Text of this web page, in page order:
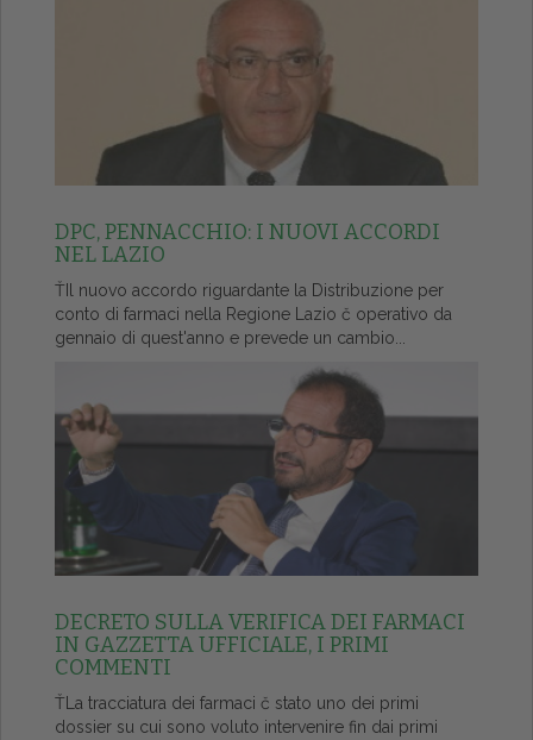
DPC, PENNACCHIO: I NUOVI ACCORDI
NEL LAZIO
ŤIl nuovo accordo riguardante la Distribuzione per
conto di farmaci nella Regione Lazio č operativo da
gennaio di quest'anno e prevede un cambio...
DECRETO SULLA VERIFICA DEI FARMACI
IN GAZZETTA UFFICIALE, I PRIMI
COMMENTI
ŤLa tracciatura dei farmaci č stato uno dei primi
dossier su cui sono voluto intervenire fin dai primi